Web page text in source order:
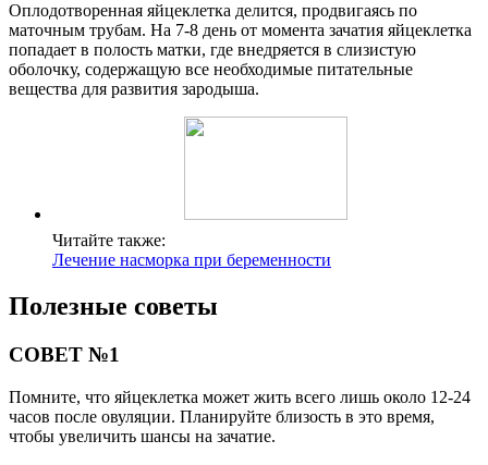
Оплодотворенная яйцеклетка делится, продвигаясь по
маточным трубам. На 7-8 день от момента зачатия яйцеклетка
попадает в полость матки, где внедряется в слизистую
оболочку, содержащую все необходимые питательные
вещества для развития зародыша.
Читайте также:
Лечение насморка при беременности
Полезные советы
СОВЕТ №1
Помните, что яйцеклетка может жить всего лишь около 12-24
часов после овуляции. Планируйте близость в это время,
чтобы увеличить шансы на зачатие.